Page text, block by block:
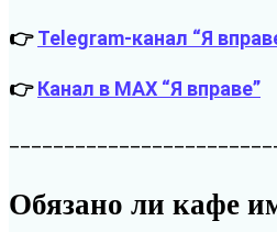
👉 Telegram-канал “Я
👉 Канал в MAX “Я вправе”
Обязано ли кафе